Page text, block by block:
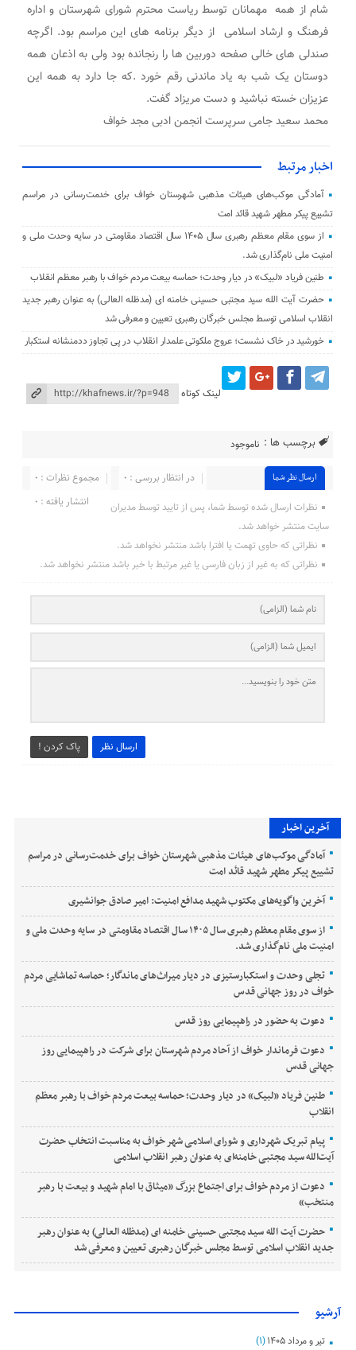
شام از همه مهمانان توسط ریاست محترم شورای شهرستان و اداره
فرهنگ و ارشاد اسلامی از دیگر برنامه های این مراسم بود. اگرچه
صندلی های خالی صفحه دوربین ها را رنجانده بود ولی به اذعان همه
دوستان یک شب به یاد ماندنی رقم خورد .که جا دارد به همه این
عزیزان خسته نباشید و دست مریزاد گفت.
محمد سعید جامی سرپرست انجمن ادبی مجد خواف
اخبار مرتبط
آمادگی موکب‌های هیئات مذهبی شهرستان خواف برای خدمت‌رسانی در مراسم
تشییع پیکر مطهر شهید قائد امت
از سوی مقام معظم رهبری سال ۱۴۰۵ سال اقتصاد مقاومتی در سایه وحدت ملی و
امنیت ملی نام‌گذاری شد.
طنین فریاد «لبیک» در دیار وحدت؛ حماسه بیعت مردم خواف با رهبر معظم انقلاب
حضرت آیت الله سید مجتبی حسینی خامنه ای (مدظله العالی) به عنوان رهبر جدید
انقلاب اسلامی توسط مجلس خبرگان رهبری تعیین و معرفی شد
خورشید در خاک نشست؛ عروج ملکوتی علمدار انقلاب در پی تجاوز ددمنشانه استکبار
لینک کوتاه
برچسب ها : ناموجود
ارسال نظر شما مجموع نظرات : ۰
در انتظار بررسی : ۰
انتشار یافته : ۰
نظرات ارسال شده توسط شما، پس از تایید توسط مدیران
سایت منتشر خواهد شد.
نظراتی که حاوی تهمت یا افترا باشد منتشر نخواهد شد.
نظراتی که به غیر از زبان فارسی یا غیر مرتبط با خبر باشد منتشر نخواهد شد.
ارسال نظر پاک کردن !
آخرین اخبار
آمادگی موکب‌های هیئات مذهبی شهرستان خواف برای خدمت‌رسانی در مراسم
تشییع پیکر مطهر شهید قائد امت
آخرین واگویه‌های مکتوب شهید مدافع امنیت: امیر صادق جوانشیری
از سوی مقام معظم رهبری سال ۱۴۰۵ سال اقتصاد مقاومتی در سایه وحدت ملی و
امنیت ملی نام‌گذاری شد.
تجلی وحدت و استکبارستیزی در دیار میراث‌های ماندگار؛ حماسه تماشایی مردم
خواف در روز جهانی قدس
دعوت به حضور در راهپیمایی روز قدس
دعوت فرماندار خواف از آحاد مردم شهرستان برای شرکت در راهپیمایی روز
جهانی قدس
طنین فریاد «لبیک» در دیار وحدت؛ حماسه بیعت مردم خواف با رهبر معظم
انقلاب
پیام تبریک شهرداری و شورای اسلامی شهر خواف به مناسبت انتخاب حضرت
آیت‌الله سید مجتبی خامنه‌ای به عنوان رهبر انقلاب اسلامی
دعوت از مردم خواف برای اجتماع بزرگ «میثاق با امام شهید و بیعت با رهبر
منتخب»
حضرت آیت الله سید مجتبی حسینی خامنه ای (مدظله العالی) به عنوان رهبر
جدید انقلاب اسلامی توسط مجلس خبرگان رهبری تعیین و معرفی شد
آرشیو
تیر و مرداد ۱۴۰۵
(۱)